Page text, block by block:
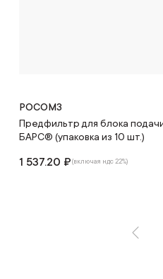
РОСОМЗ
Предфильтр для блока
БАРС® (упаковка из 10 шт.)
1 537.20 ₽(включая ндс 22%)